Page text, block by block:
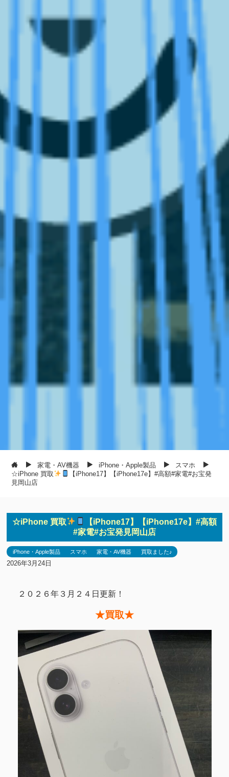
家電・AV機器 iPhone・Apple製品
スマホ
☆iPhone 買取
【iPhone17】【iPhone17e】#高額#家電#お宝発
見岡山店
☆iPhone 買取
【iPhone17】【iPhone17e】#高額
#家電#お宝発見岡山店
iPhone・Apple製品 スマホ 家電・AV機器 買取ました♪
2026年3月24日
２０２６年３月２４日更新！
★買取★